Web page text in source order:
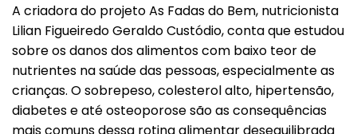
A criadora do projeto As Fadas do Bem, nutricionista
Lilian Figueiredo Geraldo Custódio, conta que estudou
sobre os danos dos alimentos com baixo teor de
nutrientes na saúde das pessoas, especialmente as
crianças. O sobrepeso, colesterol alto, hipertensão,
diabetes e até osteoporose são as consequências
mais comuns dessa rotina alimentar desequilibrada